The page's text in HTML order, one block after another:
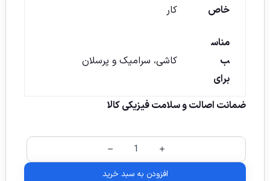
خاص
کار
مناس
ب
برای
کاشی، سرامیک و پرسلان
ضمانت اصالت و سلامت فیزیکی کالا
افزودن به سبد خرید